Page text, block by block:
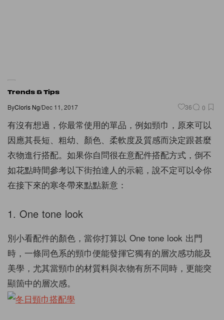
Trends & Tips
ByCloris Ng/Dec 11, 2017 36 0
有沒有想過，你最常使用的單品，例如頸巾，原來可以
因應其長短、粗幼、顏色、柔軟度及質感而決定跟甚麼
衣物進行搭配。如果你自問很在意配件搭配方式，倒不
如花點時間參考以下街拍達人的示範，說不定可以令你
在接下來的寒冬帶來點點新意：
1. One tone look
別小看配件的顏色，當你打算以 One tone look 出門
時，一條同色系的頸巾便能發揮它獨有的層次感功能及
美學，尤其當頸巾的材質料與衣物有所不同時，更能突
顯箇中的層次感。